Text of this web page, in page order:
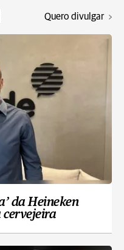
Quero divulgar
da Heineken
cervejeira